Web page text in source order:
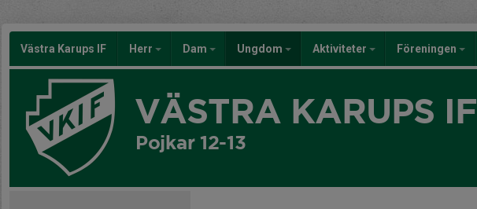
Västra Karups IF Herr Dam Ungdom Aktiviteter Föreningen
VÄSTRA KARUPS IF
Pojkar 12-13